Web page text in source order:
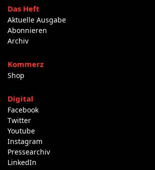
Das Heft
Aktuelle Ausgabe
Abonnieren
Archiv
Kommerz
Shop
Digital
Facebook
Twitter
Youtube
Instagram
Pressearchiv
LinkedIn